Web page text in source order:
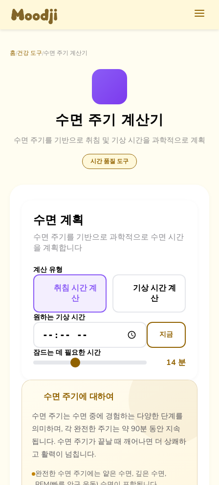
홈/건강 도구/수면 주기 계산기
수면 주기 계산기
수면 주기를 기반으로 취침 및 기상 시간을 과학적으로 계획
시간 품질 도구
수면 계획
수면 주기를 기반으로 과학적으로 수면 시간
을 계획합니다
계산 유형
취침 시간 계
산
기상 시간 계
산
원하는 기상 시간
지금
잠드는 데 필요한 시간
14 분
수면 주기에 대하여
수면 주기는 수면 중에 경험하는 다양한 단계를
의미하며, 각 완전한 주기는 약 90분 동안 지속
됩니다. 수면 주기가 끝날 때 깨어나면 더 상쾌하
고 활력이 넘칩니다.
완전한 수면 주기에는 얕은 수면, 깊은 수면,